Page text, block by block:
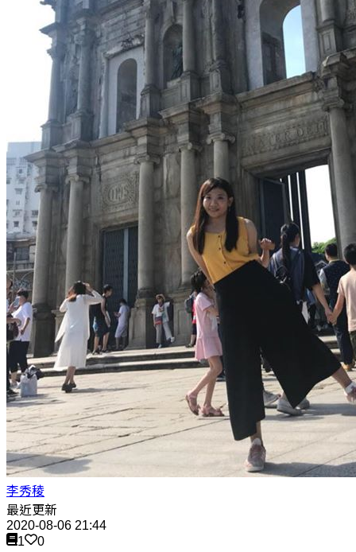
李秀稜
最近更新
2020-08-06 21:44
1
0